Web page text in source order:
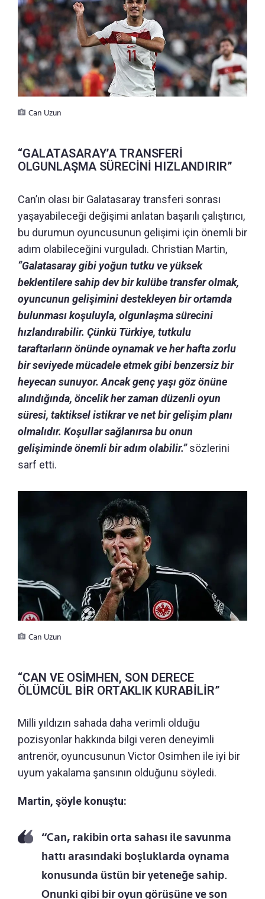
Can Uzun
“GALATASARAY’A TRANSFERİ
OLGUNLAŞMA SÜRECİNİ HIZLANDIRIR”
Can’ın olası bir Galatasaray transferi sonrası
yaşayabileceği değişimi anlatan başarılı çalıştırıcı,
bu durumun oyuncusunun gelişimi için önemli bir
adım olabileceğini vurguladı. Christian Martin,
“Galatasaray gibi yoğun tutku ve yüksek
beklentilere sahip dev bir kulübe transfer olmak,
oyuncunun gelişimini destekleyen bir ortamda
bulunması koşuluyla, olgunlaşma sürecini
hızlandırabilir. Çünkü Türkiye, tutkulu
taraftarların önünde oynamak ve her hafta zorlu
bir seviyede mücadele etmek gibi benzersiz bir
heyecan sunuyor. Ancak genç yaşı göz önüne
alındığında, öncelik her zaman düzenli oyun
süresi, taktiksel istikrar ve net bir gelişim planı
olmalıdır. Koşullar sağlanırsa bu onun
gelişiminde önemli bir adım olabilir.”sözlerini
sarf etti.
Can Uzun
“CAN VE OSİMHEN, SON DERECE
ÖLÜMCÜL BİR ORTAKLIK KURABİLİR”
Milli yıldızın sahada daha verimli olduğu
pozisyonlar hakkında bilgi veren deneyimli
antrenör, oyuncusunun Victor Osimhen ile iyi bir
uyum yakalama şansının olduğunu söyledi.
Martin, şöyle konuştu:
“Can, rakibin orta sahası ile savunma
hattı arasındaki boşluklarda oynama
konusunda üstün bir yeteneğe sahip.
Onunki gibi bir oyun görüşüne ve son